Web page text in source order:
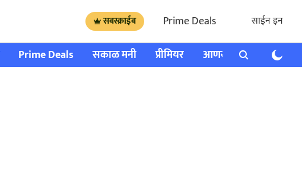
सबस्क्राईब Prime Deals साईन इन
Prime Deals सकाळ मनी प्रीमियर आणखी राशी भविष्य